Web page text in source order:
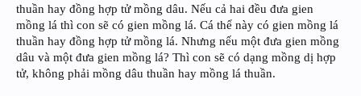
thuần hay đồng hợp tử mồng dâu. Nếu cả hai đều đưa gien
mồng lá thì con sẽ có gien mồng lá. Cá thể này có gien mồng lá
thuần hay đồng hợp tử mồng lá. Nhưng nếu một đưa gien mồng
dâu và một đưa gien mồng lá? Thì con sẽ có dạng mồng dị hợp
tử, không phải mồng dâu thuần hay mồng lá thuần.